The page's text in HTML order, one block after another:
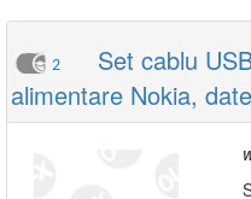
2
Set cablu
alimentare Nokia,